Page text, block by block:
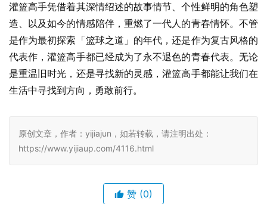
灌篮高手凭借着其深情绍述的故事情节、个性鲜明的角色塑
造、以及如今的情感陪伴，重燃了一代人的青春情怀。不管
是作为最初探索「篮球之道」的年代，还是作为复古风格的
代表作，灌篮高手都已经成为了永不退色的青春代表。无论
是重温旧时光，还是寻找新的灵感，灌篮高手都能让我们在
生活中寻找到方向，勇敢前行。
原创文章，作者：yijiajun，如若转载，请注明出处：
https://www.yijiaup.com/4116.html
赞 (0)